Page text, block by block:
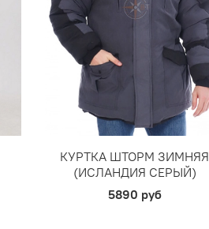
КУРТКА ШТОРМ ЗИМНЯЯ
(ИСЛАНДИЯ СЕРЫЙ)
5890 руб